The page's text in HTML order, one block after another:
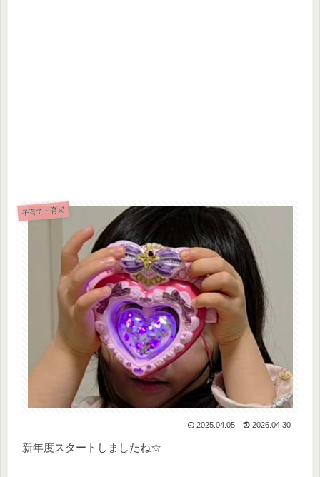
子育て・育児
2025.04.05 2026.04.30
新年度スタートしましたね☆